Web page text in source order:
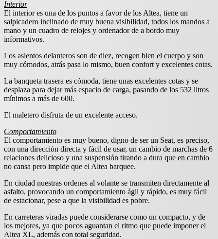
Interior
El interior es una de los puntos a favor de los Altea, tiene un
salpicadero inclinado de muy buena visibilidad, todos los mandos a
mano y un cuadro de relojes y ordenador de a bordo muy
informativos.
Los asientos delanteros son de diez, recogen bien el cuerpo y son
muy cómodos, atrás pasa lo mismo, buen confort y excelentes cotas.
La banqueta trasera es cómoda, tiene unas excelentes cotas y se
desplaza para dejar más espacio de carga, pasando de los 532 litros
mínimos a más de 600.
El maletero disfruta de un excelente acceso.
Comportamiento
El comportamiento es muy bueno, digno de ser un Seat, es preciso,
con una dirección directa y fácil de usar, un cambio de marchas de 6
relaciones delicioso y una suspensión tirando a dura que en cambio
no cansa pero impide que el Altea barquee.
En ciudad nuestras ordenes al volante se transmiten directamente al
asfalto, provocando un comportamiento ágil y rápido, es muy fácil
de estacionar, pese a que la visibilidad es pobre.
En carreteras viradas puede considerarse como un compacto, y de
los mejores, ya que pocos aguantan el ritmo que puede imponer el
Altea XL, además con total seguridad.